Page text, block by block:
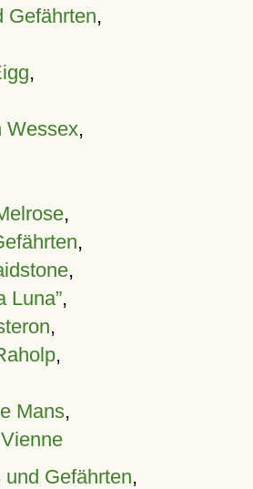
Gefährten,
,
,
,
,
,
Luna”,
,
,
Mans,
und Gefährten,